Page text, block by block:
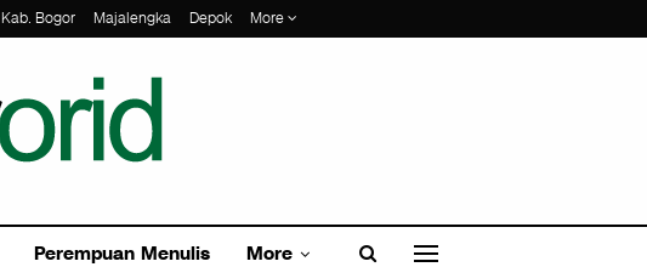
Kab. Bogor Majalengka Depok More
Perempuan Menulis More